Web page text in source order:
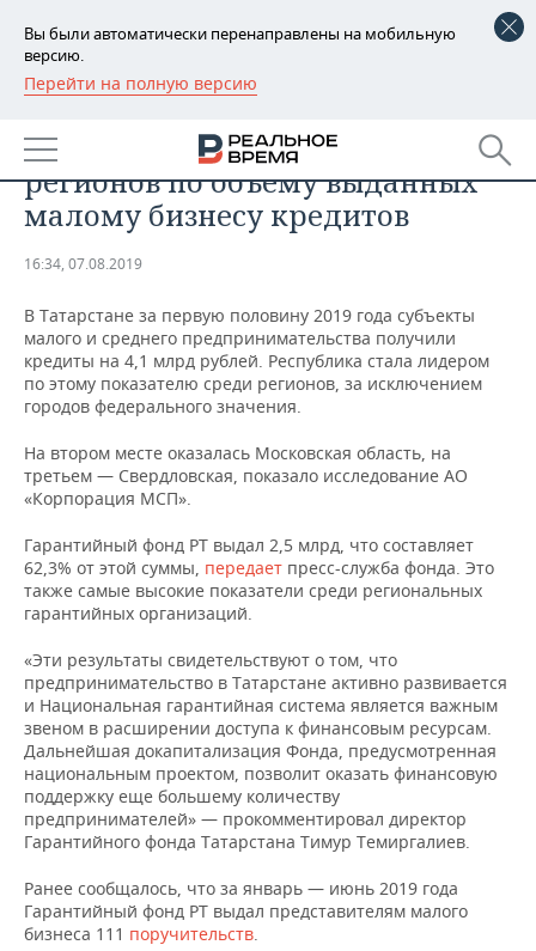
Вы были автоматически перенаправлены на мобильную
версию.
Перейти на полную версию
РЕГИОНЫ
БАШКОРТОСТАН
ТАТАРСТАН
НОВОСТИ
АНАЛИТИКА
ДЕКЛАРАЦИИ О ДОХОДАХ
КОРОЛИ ГОСЗАКАЗА ПФО
ВУЗЫ ТАТАРСТАНА
КОМУ ПРИНАДЛЕЖАТ
ТОРГОВЫЕ ЦЕНТРЫ
ТАТАРСТАНА
НОВОСТИ ЭКОНОМИКИ
ФИНАНСЫ
БАНКИ
БЮДЖЕТ
ПРОМЫШЛЕННОСТЬ
НОВОСТИ
ПРОМЫШЛЕННОСТИ
МАШИНОСТРОЕНИЕ
НЕФТЕХИМИЯ
НЕФТЬ
ОПК
ЭНЕРГЕТИКА
НЕДВИЖИМОСТЬ
НОВОСТИ НЕДВИЖИМОСТИ
АВТО
НОВОСТИ АВТО
БИЗНЕС
РОЗНИЧНАЯ ТОРГОВЛЯ
УСЛУГИ
НОВОСТИ ТЕХНОЛОГИЙ
МЕДИА
ТЕЛЕКОММУНИКАЦИИ
МЕРОПРИЯТИЯ
ВЫЕЗДНАЯ РЕДАКЦИЯ
БИЗНЕС-БРАНЧИ
ONLINE-КОНФЕРЕНЦИИ
ОТКРЫТАЯ ЛЕКЦИЯ
НОВОСТИ СПОРТА
ФУТБОЛ
ХОККЕЙ
БАСКЕТБОЛ
ВОЛЕЙБОЛ
ОБЩЕСТВО
НОВОСТИ ОБЩЕСТВА
ВЛАСТЬ
ИНФРАСТРУКТУРА
ИСТОРИЯ
ФОТОГАЛЕРЕЯ
СЮЖЕТЫ
СПРАВОЧНИК
СПИСОК ПЕРСОН
ПОЛНАЯ ВЕРСИЯ
Татарстан стал лидером среди
регионов по объему выданных
малому бизнесу кредитов
16:34, 07.08.2019
В Татарстане за первую половину 2019 года субъекты
малого и среднего предпринимательства получили
кредиты на 4,1 млрд рублей. Республика стала лидером
по этому показателю среди регионов, за исключением
городов федерального значения.
На втором месте оказалась Московская область, на
третьем — Свердловская, показало исследование АО
«Корпорация МСП».
Гарантийный фонд РТ выдал 2,5 млрд, что составляет
62,3% от этой суммы, передает пресс-служба фонда. Это
также самые высокие показатели среди региональных
гарантийных организаций.
«Эти результаты свидетельствуют о том, что
предпринимательство в Татарстане активно развивается
и Национальная гарантийная система является важным
звеном в расширении доступа к финансовым ресурсам.
Дальнейшая докапитализация Фонда, предусмотренная
национальным проектом, позволит оказать финансовую
поддержку еще большему количеству
предпринимателей» — прокомментировал директор
Гарантийного фонда Татарстана Тимур Темиргалиев.
Ранее сообщалось, что за январь — июнь 2019 года
Гарантийный фонд РТ выдал представителям малого
бизнеса 111 поручительств.